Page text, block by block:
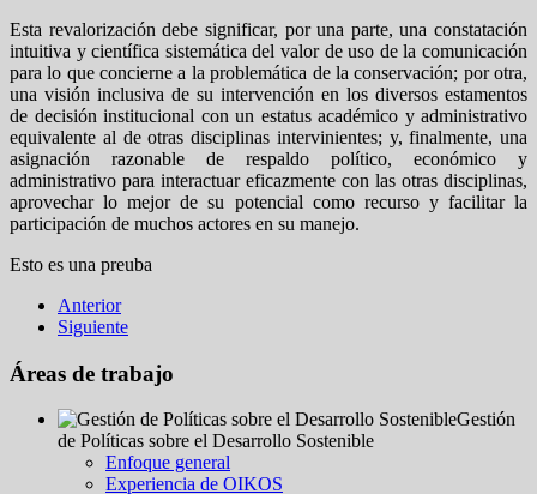
Esta revalorización debe significar, por una parte, una constatación
intuitiva y científica sistemática del valor de uso de la comunicación
para lo que concierne a la problemática de la conservación; por otra,
una visión inclusiva de su intervención en los diversos estamentos
de decisión institucional con un estatus académico y administrativo
equivalente al de otras disciplinas intervinientes; y, finalmente, una
asignación razonable de respaldo político, económico y
administrativo para interactuar eficazmente con las otras disciplinas,
aprovechar lo mejor de su potencial como recurso y facilitar la
participación de muchos actores en su manejo.
Esto es una preuba
Anterior
Siguiente
Áreas de trabajo
Gestión
de Políticas sobre el Desarrollo Sostenible
Enfoque general
Experiencia de OIKOS